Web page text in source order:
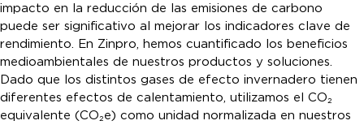
impacto en la reducción de las emisiones de carbono
puede ser significativo al mejorar los indicadores clave de
rendimiento. En Zinpro, hemos cuantificado los beneficios
medioambientales de nuestros productos y soluciones.
Dado que los distintos gases de efecto invernadero tienen
diferentes efectos de calentamiento, utilizamos el CO₂
equivalente (CO₂e) como unidad normalizada en nuestros